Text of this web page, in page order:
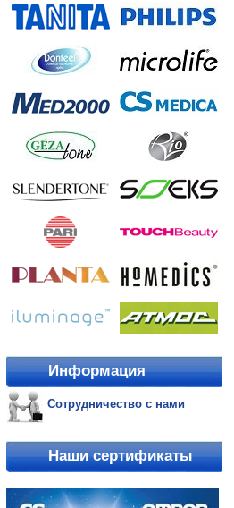
Информация
Сотрудничество с нами
Наши сертификаты